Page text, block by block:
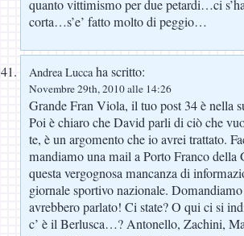
quanto vittimismo per due petardi…ci
corta…s’e’ fatto molto di peggio…
Andrea Luccaha scritto:
Novembre 29th, 2010 alle 14:26
Grande Fran Viola, il tuo post 34 è nella
Poi è chiaro che David parli di ciò che
te, è un argomento che io avrei trattato.
mandiamo una mail a Porto Franco della
questa vergognosa mancanza di
giornale sportivo nazionale.
avrebbero parlato! Ci state? O qui ci si
c’ è il Berlusca…? Antonello, Zachini,